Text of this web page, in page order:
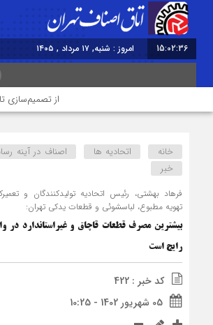
15:02:37 امروز : شنبه, ۱۷ مرداد , ۱۴۰۵
از تصمیم‌سازی تا
خانه اتحادیه ها
اصناف در آینه
خبر
فرهاد بهشتی، رئیس اتحادیه تولیدکنندگان و
تهویه مطبوع، لباسشوئی و قطعات یدکی تهران:
بیشترین مصرف قطعات قاچاق و غیراستاندارد در
رایج است
کد خبر : 422
05 شهریور 1402 - 10:25